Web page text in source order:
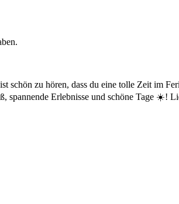
zu hören, dass du eine tolle Zeit im
spannende Erlebnisse und schöne Tage